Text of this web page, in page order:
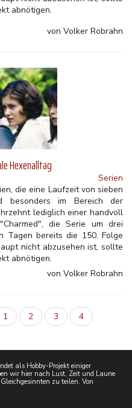
abnötigen.
von Volker Robrahn
Hexenalltag
Serien
die eine Laufzeit von sieben
besonders im Bereich der
lediglich einer handvoll
die Serie um drei
Tagen bereits die 150. Folge
nicht abzusehen ist, sollte
abnötigen.
von Volker Robrahn
Inhalt
1 Inhalt
2 Inhalt
3
Aktuelle
Seite
4
als Hobby-Projekt einiger
wir hier nach Lust, Zeit und Laune
zu teilen. Von